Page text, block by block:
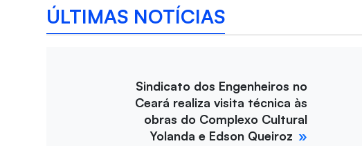
ÚLTIMAS NOTÍCIAS
Sindicato dos Engenheiros no
Ceará realiza visita técnica às
obras do Complexo Cultural
Yolanda e Edson Queiroz